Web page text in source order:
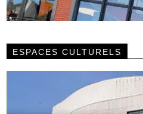
ESPACES CULTURELS